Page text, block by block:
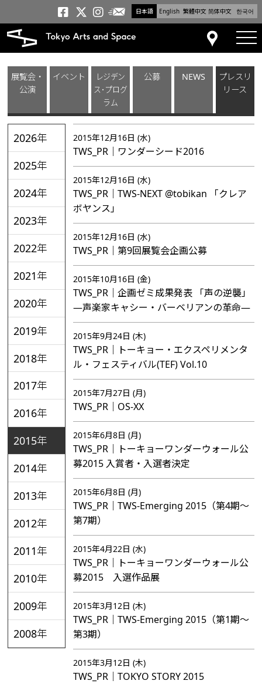
日本語 English 繁體中文 简体中文 한국어
トーキョーアーツアンド
トーキョーアーツアンド
トーキョーアーツア
メールニュース
アクセス
展覧会・
公演
イベント
レジデン
ス･プログ
ラム
公募 NEWS
プレスリ
リース
2026年
2025年
2024年
2023年
2022年
2021年
2020年
2019年
2018年
2017年
2016年
2015年
2014年
2013年
2012年
2011年
2010年
2009年
2008年
2015年12月16日 (水)
TWS_PR｜ワンダーシード2016
2015年12月16日 (水)
TWS_PR｜TWS-NEXT @tobikan 「クレア
ボヤンス」
2015年12月16日 (水)
TWS_PR｜第9回展覧会企画公募
2015年10月16日 (金)
TWS_PR｜企画ゼミ成果発表 「声の逆襲」
―声楽家キャシー・バーベリアンの革命―
2015年9月24日 (木)
TWS_PR｜トーキョー・エクスペリメンタ
ル・フェスティバル(TEF) Vol.10
2015年7月27日 (月)
TWS_PR｜OS-XX
2015年6月8日 (月)
TWS_PR｜トーキョーワンダーウォール公
募2015 入賞者・入選者決定
2015年6月8日 (月)
TWS_PR｜TWS-Emerging 2015（第4期～
第7期）
2015年4月22日 (水)
TWS_PR｜トーキョーワンダーウォール公
募2015 入選作品展
2015年3月12日 (木)
TWS_PR｜TWS-Emerging 2015（第1期～
第3期）
2015年3月12日 (木)
TWS_PR｜TOKYO STORY 2015